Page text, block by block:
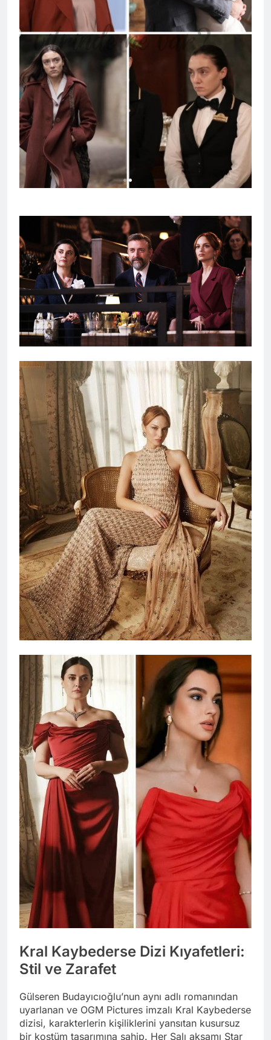
Kral Kaybederse Dizi Kıyafetleri:
Stil ve Zarafet
Gülseren Budayıcıoğlu’nun aynı adlı romanından
uyarlanan ve OGM Pictures imzalı Kral Kaybederse
dizisi, karakterlerin kişiliklerini yansıtan kusursuz
bir kostüm tasarımına sahip. Her Salı akşamı Star